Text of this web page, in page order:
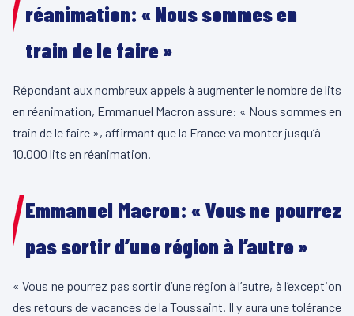
réanimation: « Nous sommes en
train de le faire »
Répondant aux nombreux appels à augmenter le nombre de lits
en réanimation, Emmanuel Macron assure: « Nous sommes en
train de le faire », affirmant que la France va monter jusqu’à
10.000 lits en réanimation.
Emmanuel Macron: « Vous ne pourrez
pas sortir d’une région à l’autre »
« Vous ne pourrez pas sortir d’une région à l’autre, à l’exception
des retours de vacances de la Toussaint. Il y aura une tolérance